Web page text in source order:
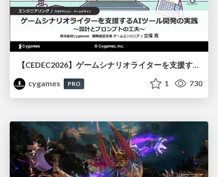
【CEDEC2026】ゲームシナリオライターを支援するAIツール開発の実践 ― 設計とプロンプトの工夫 ―
cygames
PRO 1 730